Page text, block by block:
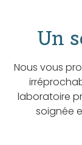
Un
Nous vous
laboratoire
soignée